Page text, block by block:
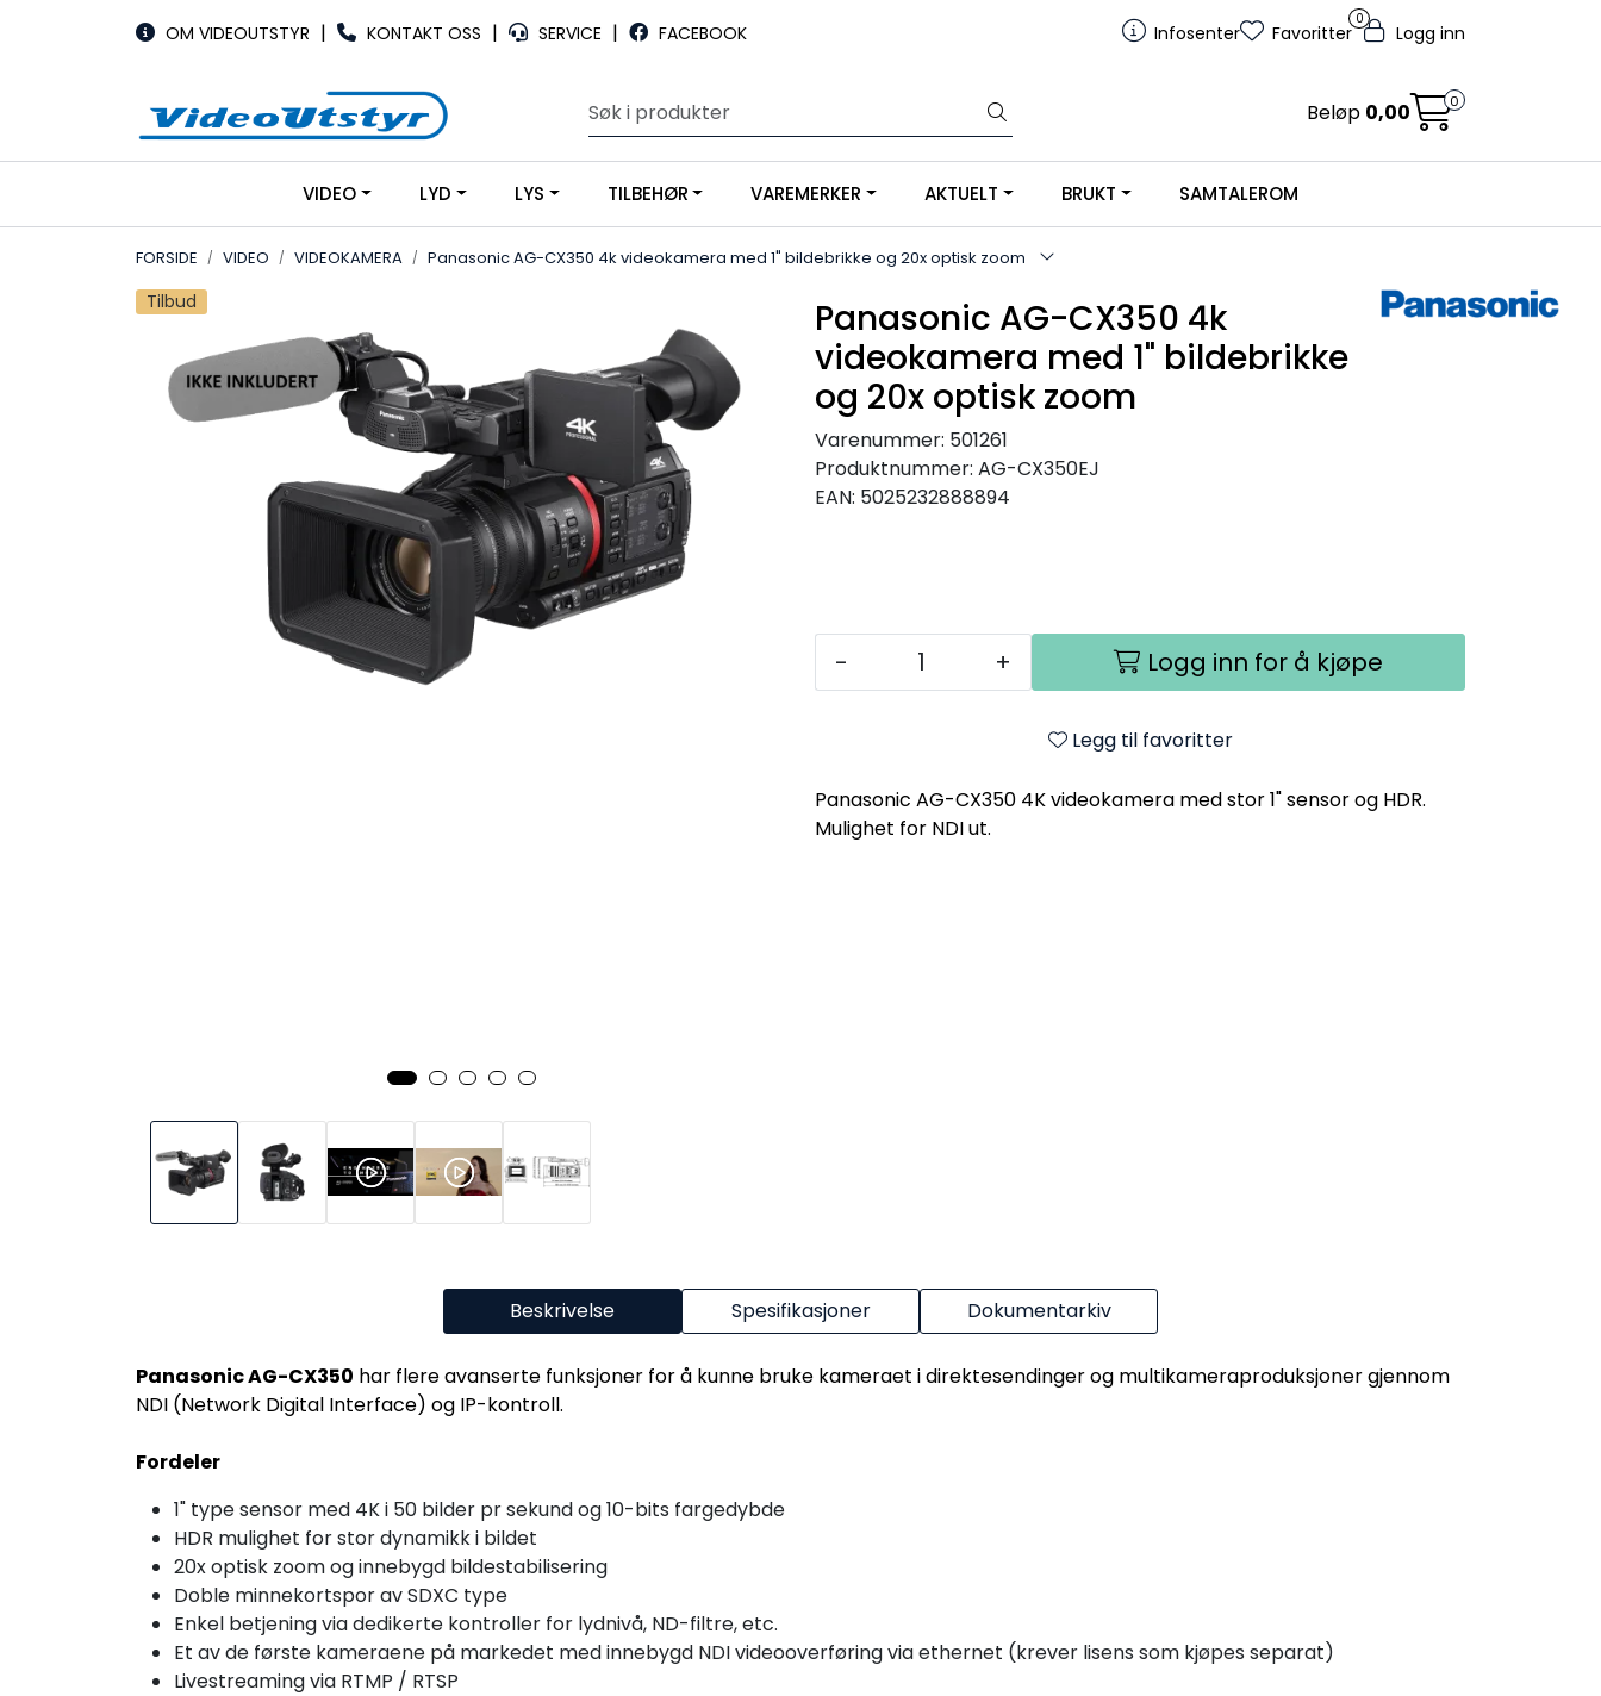
OM VIDEOUTSTYR | KONTAKT OSS | SERVICE | FACEBOOK Infosenter
0
Favoritter Logg inn
Beløp 0,00 0
VIDEO LYD LYS TILBEHØR VAREMERKER AKTUELT BRUKT SAMTALEROM
FORSIDE VIDEO VIDEOKAMERA Panasonic AG-CX350 4k videokamera med 1" bildebrikke og 20x optisk zoom
Tilbud
Panasonic AG-CX350 4k
videokamera med 1" bildebrikke
og 20x optisk zoom
Varenummer: 501261
Produktnummer: AG-CX350EJ
EAN: 5025232888894
- + Logg inn for å kjøpe
Legg til favoritter
Panasonic AG-CX350 4K videokamera med stor 1" sensor og HDR.
Mulighet for NDI ut.
Beskrivelse Spesifikasjoner Dokumentarkiv
Panasonic AG-CX350 har flere avanserte funksjoner for å kunne bruke kameraet i direktesendinger og multikameraproduksjoner gjennom
NDI (Network Digital Interface) og IP-kontroll.
Fordeler
1" type sensor med 4K i 50 bilder pr sekund og 10-bits fargedybde
HDR mulighet for stor dynamikk i bildet
20x optisk zoom og innebygd bildestabilisering
Doble minnekortspor av SDXC type
Enkel betjening via dedikerte kontroller for lydnivå, ND-filtre, etc.
Et av de første kameraene på markedet med innebygd NDI videooverføring via ethernet (krever lisens som kjøpes separat)
Livestreaming via RTMP / RTSP